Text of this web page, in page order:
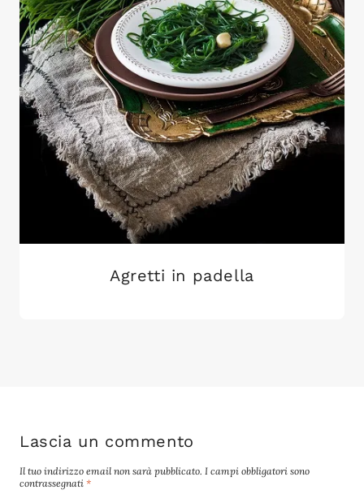
Agretti in padella
Lascia un commento
Il tuo indirizzo email non sarà pubblicato. I campi obbligatori sono
contrassegnati *